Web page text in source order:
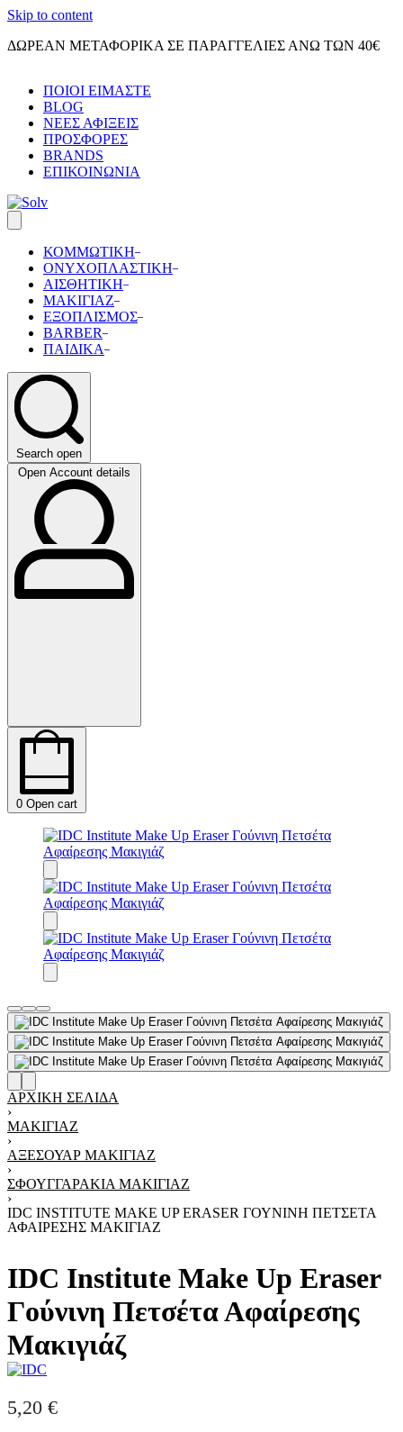
Skip to content
ΔΩΡΕΑΝ ΜΕΤΑΦΟΡΙΚΑ ΣΕ ΠΑΡΑΓΓΕΛΙΕΣ ΑΝΩ ΤΩΝ 40€
ΠΟΙΟΙ ΕΙΜΑΣΤΕ
BLOG
ΝΕΕΣ ΑΦΙΞΕΙΣ
ΠΡΟΣΦΟΡΕΣ
BRANDS
ΕΠΙΚΟΙΝΩΝΙΑ
ΚΟΜΜΩΤΙΚΗ
ΟΝΥΧΟΠΛΑΣΤΙΚΗ
ΑΙΣΘΗΤΙΚΗ
ΜΑΚΙΓΙΑΖ
ΕΞΟΠΛΙΣΜΟΣ
BARBER
ΠΑΙΔΙΚΑ
Search open
Open Account details
0 Open cart
ΑΡΧΙΚΉ ΣΕΛΊΔΑ
›
ΜΑΚΙΓΙΆΖ
›
ΑΞΕΣΟΥΆΡ ΜΑΚΙΓΙΆΖ
›
ΣΦΟΥΓΓΑΡΆΚΙΑ ΜΑΚΙΓΙΆΖ
›
IDC INSTITUTE MAKE UP ERASER ΓΟΎΝΙΝΗ ΠΕΤΣΈΤΑ
ΑΦΑΊΡΕΣΗΣ ΜΑΚΙΓΙΆΖ
IDC Institute Make Up Eraser
Γούνινη Πετσέτα Αφαίρεσης
Μακιγιάζ
5,20 €